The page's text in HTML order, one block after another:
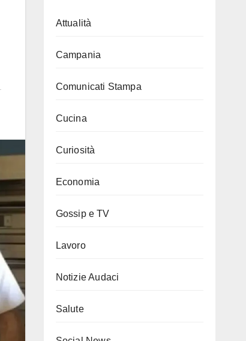
Attualità
Campania
Comunicati Stampa
Cucina
Curiosità
Economia
Gossip e TV
Lavoro
Notizie Audaci
Salute